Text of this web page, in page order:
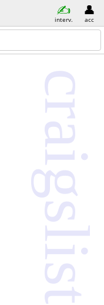
interv. acc
craigslist